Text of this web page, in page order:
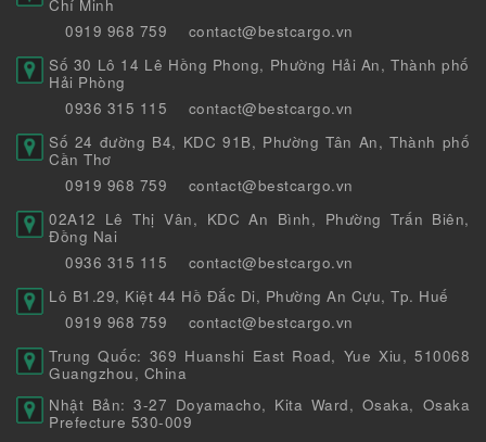
Chí Minh
0919 968 759
contact@bestcargo.vn
Số 30 Lô 14 Lê Hồng Phong, Phường Hải An, Thành phố
Hải Phòng
0936 315 115
contact@bestcargo.vn
Số 24 đường B4, KDC 91B, Phường Tân An, Thành phố
Cần Thơ
0919 968 759
contact@bestcargo.vn
02A12 Lê Thị Vân, KDC An Bình, Phường Trấn Biên,
Đồng Nai
0936 315 115
contact@bestcargo.vn
Lô B1.29, Kiệt 44 Hồ Đắc Di, Phường An Cựu, Tp. Huế
0919 968 759
contact@bestcargo.vn
Trung Quốc: 369 Huanshi East Road, Yue Xiu, 510068
Guangzhou, China
Nhật Bản: 3-27 Doyamacho, Kita Ward, Osaka, Osaka
Prefecture 530-009